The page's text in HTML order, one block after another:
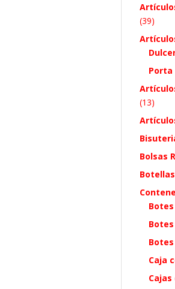
(39)
Porta
(13)
Bolsas
Caja